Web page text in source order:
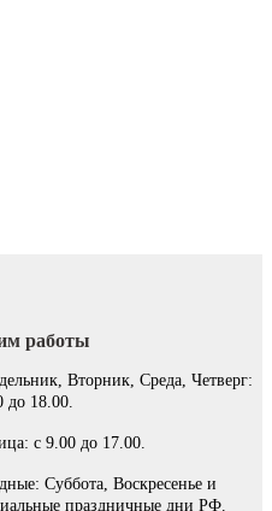
работы
Вторник, Среда, Четверг:
до 18.00.
с 9.00 до 17.00.
Суббота, Воскресенье и
праздничные дни РФ.